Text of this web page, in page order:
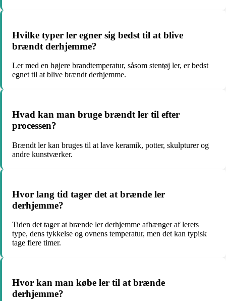
Hvilke typer ler egner sig bedst til at blive
brændt derhjemme?
Ler med en højere brandtemperatur, såsom stentøj ler, er bedst
egnet til at blive brændt derhjemme.
Hvad kan man bruge brændt ler til efter
processen?
Brændt ler kan bruges til at lave keramik, potter, skulpturer og
andre kunstværker.
Hvor lang tid tager det at brænde ler
derhjemme?
Tiden det tager at brænde ler derhjemme afhænger af lerets
type, dens tykkelse og ovnens temperatur, men det kan typisk
tage flere timer.
Hvor kan man købe ler til at brænde
derhjemme?